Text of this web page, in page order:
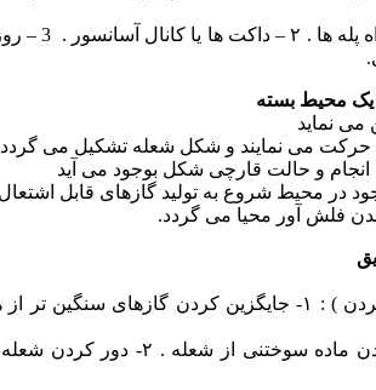
محیط بسته
شعله تشکیل می گردد
) :
شعله